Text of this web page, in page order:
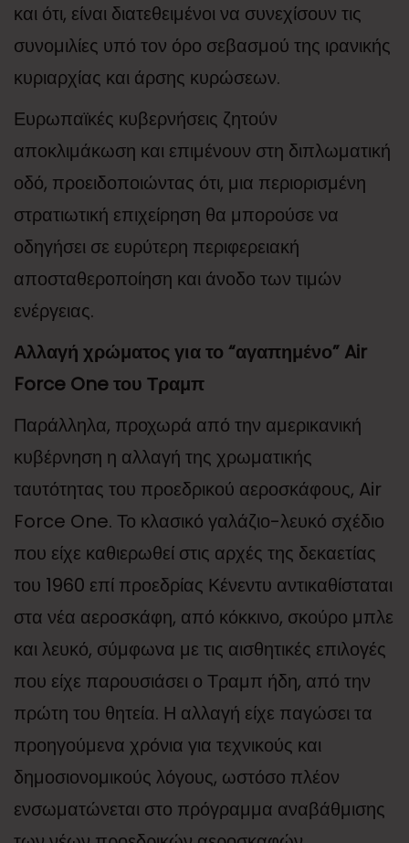
και ότι, είναι διατεθειμένοι να συνεχίσουν τις
συνομιλίες υπό τον όρο σεβασμού της ιρανικής
κυριαρχίας και άρσης κυρώσεων.
Ευρωπαϊκές κυβερνήσεις ζητούν
αποκλιμάκωση και επιμένουν στη διπλωματική
οδό, προειδοποιώντας ότι, μια περιορισμένη
στρατιωτική επιχείρηση θα μπορούσε να
οδηγήσει σε ευρύτερη περιφερειακή
αποσταθεροποίηση και άνοδο των τιμών
ενέργειας.
Αλλαγή χρώματος για το “αγαπημένο” Air
Force One του Τραμπ
Παράλληλα, προχωρά από την αμερικανική
κυβέρνηση η αλλαγή της χρωματικής
ταυτότητας του προεδρικού αεροσκάφους, Air
Force One. Το κλασικό γαλάζιο-λευκό σχέδιο
που είχε καθιερωθεί στις αρχές της δεκαετίας
του 1960 επί προεδρίας Κένεντυ αντικαθίσταται
στα νέα αεροσκάφη, από κόκκινο, σκούρο μπλε
και λευκό, σύμφωνα με τις αισθητικές επιλογές
που είχε παρουσιάσει ο Τραμπ ήδη, από την
πρώτη του θητεία. Η αλλαγή είχε παγώσει τα
προηγούμενα χρόνια για τεχνικούς και
δημοσιονομικούς λόγους, ωστόσο πλέον
ενσωματώνεται στο πρόγραμμα αναβάθμισης